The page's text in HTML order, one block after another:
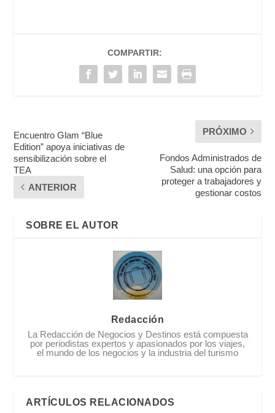
COMPARTIR:
Encuentro Glam “Blue
Edition” apoya iniciativas de
sensibilización sobre el
TEA
ANTERIOR
PRÓXIMO
Fondos Administrados de
Salud: una opción para
proteger a trabajadores y
gestionar costos
SOBRE EL AUTOR
Redacción
La Redacción de Negocios y Destinos está compuesta
por periodistas expertos y apasionados por los viajes,
el mundo de los negocios y la industria del turismo
ARTÍCULOS RELACIONADOS